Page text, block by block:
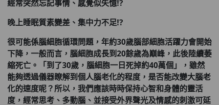
HKD$85
HKD$145
經常突然忘記事情、感覺似失憶!?
晚上睡眠質素變差、集中力不足!?
很可能係腦細胞循環問題，年約30歲腦部細胞活躍力會開始
下降，一般而言，腦細胞成長到20餘歲為巔峰，此後陸續萎
縮死亡。「到了30歲，腦細胞一日死掉約40萬個」，雖然
能夠透過儀器瞭解到個人腦老化的程度，是否能改變大腦老
化的速度呢？所以，我們應該時時保持心智和身體的靈活
度，經常思考、多動腦、並接受外界聲光及情感的刺激可延